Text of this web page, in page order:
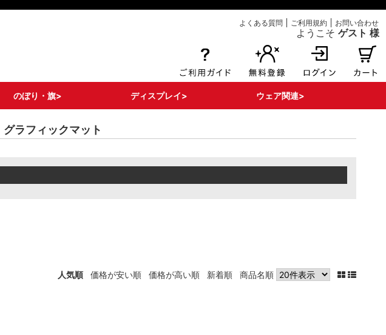
よくある質問 ご利用規約 お問い合わせ
ようこそ ゲスト 様
のぼり・旗>
ストリームフラッグ
グランドバナー
フィッシュバナー
その他 変形のぼり
通常のぼり各種
既製デザインのぼり
キャリーのぼり/タペ
ストリー
旗備品/部材
ディスプレイ> ウェア関連>
グラフィックマット
人気順 価格が安い順 価格が高い順 新着順 商品名順